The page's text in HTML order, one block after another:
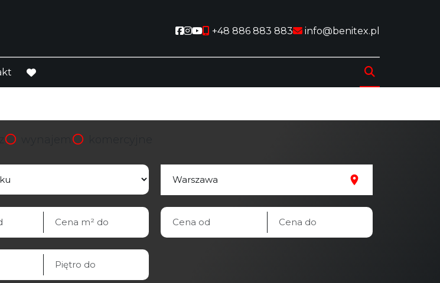
Social link
Social link
Social link
+48 886 883 883 info@benitex.pl
favorite